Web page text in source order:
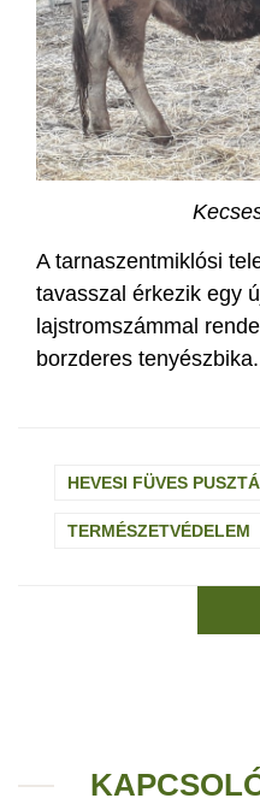
A tarnaszentmiklósi
tavasszal érkezik egy
lajstromszámmal
borzderes tenyészbika.
HEVESI FÜVES
TERMÉSZETVÉDELEM